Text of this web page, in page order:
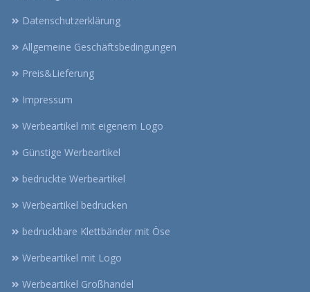
Datenschutzerklärung
Allgemeine Geschäftsbedingungen
Preis&Lieferung
Impressum
Werbeartikel mit eigenem Logo
Günstige Werbeartikel
bedruckte Werbeartikel
Werbeartikel bedrucken
bedruckbare Klettbänder mit Öse
Werbeartikel mit Logo
Werbeartikel Großhandel